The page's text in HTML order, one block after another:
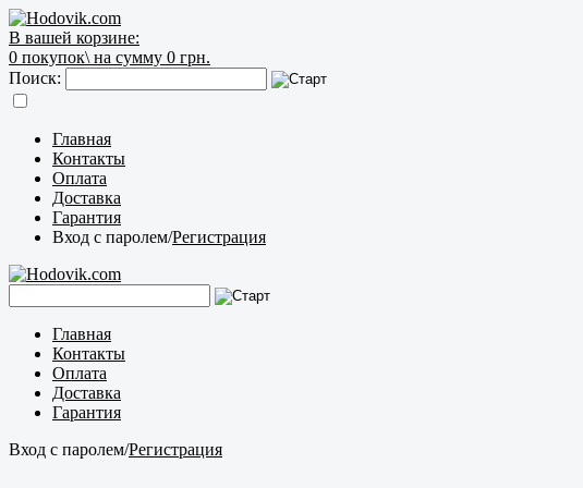
В вашей корзине:
0 покупок\ на сумму 0 грн.
Поиск:
Главная
Контакты
Оплата
Доставка
Гарантия
Вход с паролем/Регистрация
Главная
Контакты
Оплата
Доставка
Гарантия
Вход с паролем/Регистрация